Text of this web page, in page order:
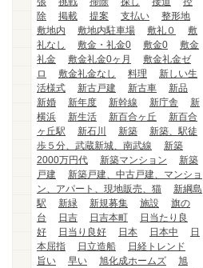
除
掲載 提案 支払い
整形地
敷地内
敷地内駐車場 敷礼０
敷
礼なし
敷金・礼金0 敷金0
敷金
礼金
敷金礼金0ヶ月
敷金礼金ゼ
ロ
敷金礼金なし 料理
新しい生
活様式
新古戸建 新古車
新品
新婚
新年度 新幹線 新庁舎
新
横浜
新生活 新百合ヶ丘
新百合
ヶ丘駅
新石川 新築
新築、駅徒
歩５分、武蔵新城、南武線
新築
2000万円代
新築マンション
新築
戸建
新築戸建、中古戸建、マンショ
ン、アパート、現地販売、猫
新綱島
駅
新緑 新規募集 施設
旗の
台
日吉 日吉本町
日当たり良
好
日当り良好 日本 日本中
日
本屈指
日立造船
日経トレンド
旨い
早い 旭化成ホームズ
旭